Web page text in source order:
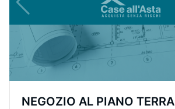
NEGOZIO AL PIANO TERRA